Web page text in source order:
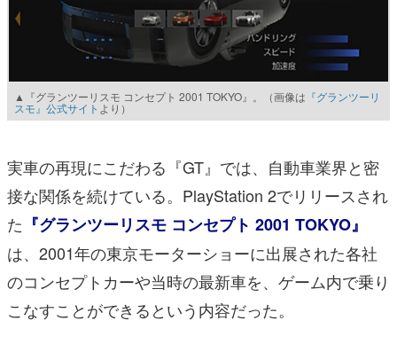
▲『グランツーリスモ コンセプト 2001 TOKYO』。（画像は 『グランツーリ
スモ』公式サイト より）
実車の再現にこだわる『GT』では、自動車業界と密
接な関係を続けている。PlayStation 2でリリースされ
た 『グランツーリスモ コンセプト 2001 TOKYO』
は、2001年の東京モーターショーに出展された各社
のコンセプトカーや当時の最新車を、ゲーム内で乗り
こなすことができるという内容だった。